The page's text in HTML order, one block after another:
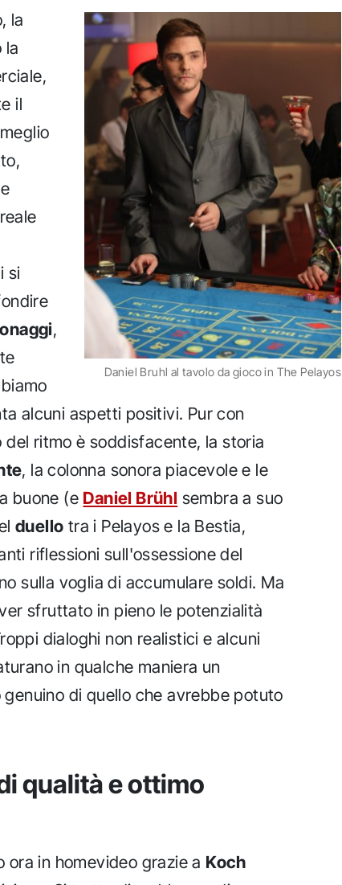
Daniel Bruhl al tavolo da gioco in The Pelayos
la
la
il
si
,
alcuni aspetti positivi. Pur con
del ritmo è soddisfacente, la storia
, la colonna sonora piacevole e le
buone (e Daniel Brühl sembra a suo
duello tra i Pelayos e la Bestia,
riflessioni sull'ossessione del
sulla voglia di accumulare soldi. Ma
sfruttato in pieno le potenzialità
dialoghi non realistici e alcuni
in qualche maniera un
di quello che avrebbe potuto
qualità e ottimo
ora in homevideo grazie a Koch